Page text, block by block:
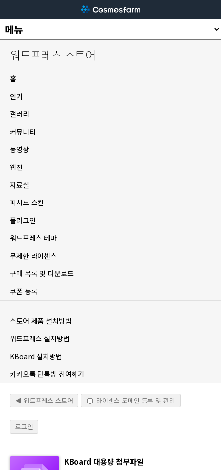
워드프레스 스토어
홈
인기
갤러리
커뮤니티
동영상
웹진
자료실
피처드 스킨
플러그인
워드프레스 테마
무제한 라이센스
구매 목록 및 다운로드
쿠폰 등록
스토어 제품 설치방법
워드프레스 설치방법
KBoard 설치방법
카카오톡 단톡방 참여하기
◀ 워드프레스 스토어 라이센스 도메인 등록 및 관리
로그인
KBoard 대용량 첨부파일